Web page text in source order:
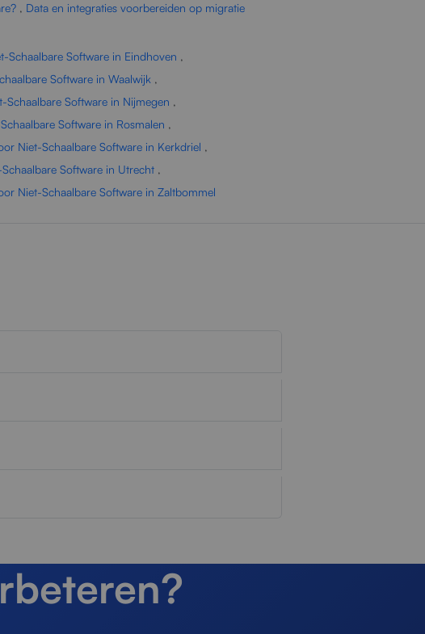
, Data en integraties voorbereiden op migratie
Schaalbare Software in Eindhoven ,
Software in Waalwijk ,
Software in Nijmegen ,
Software in Rosmalen ,
Niet-Schaalbare Software in Kerkdriel ,
Software in Utrecht ,
Niet-Schaalbare Software in Zaltbommel